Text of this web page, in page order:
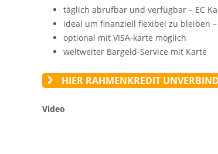
täglich abrufbar und verfügbar – EC
ideal um finanziell flexibel zu bleiben
optional mit VISA-karte möglich
weltweiter Bargeld-Service mit Karte
HIER RAHMENKREDIT
Video